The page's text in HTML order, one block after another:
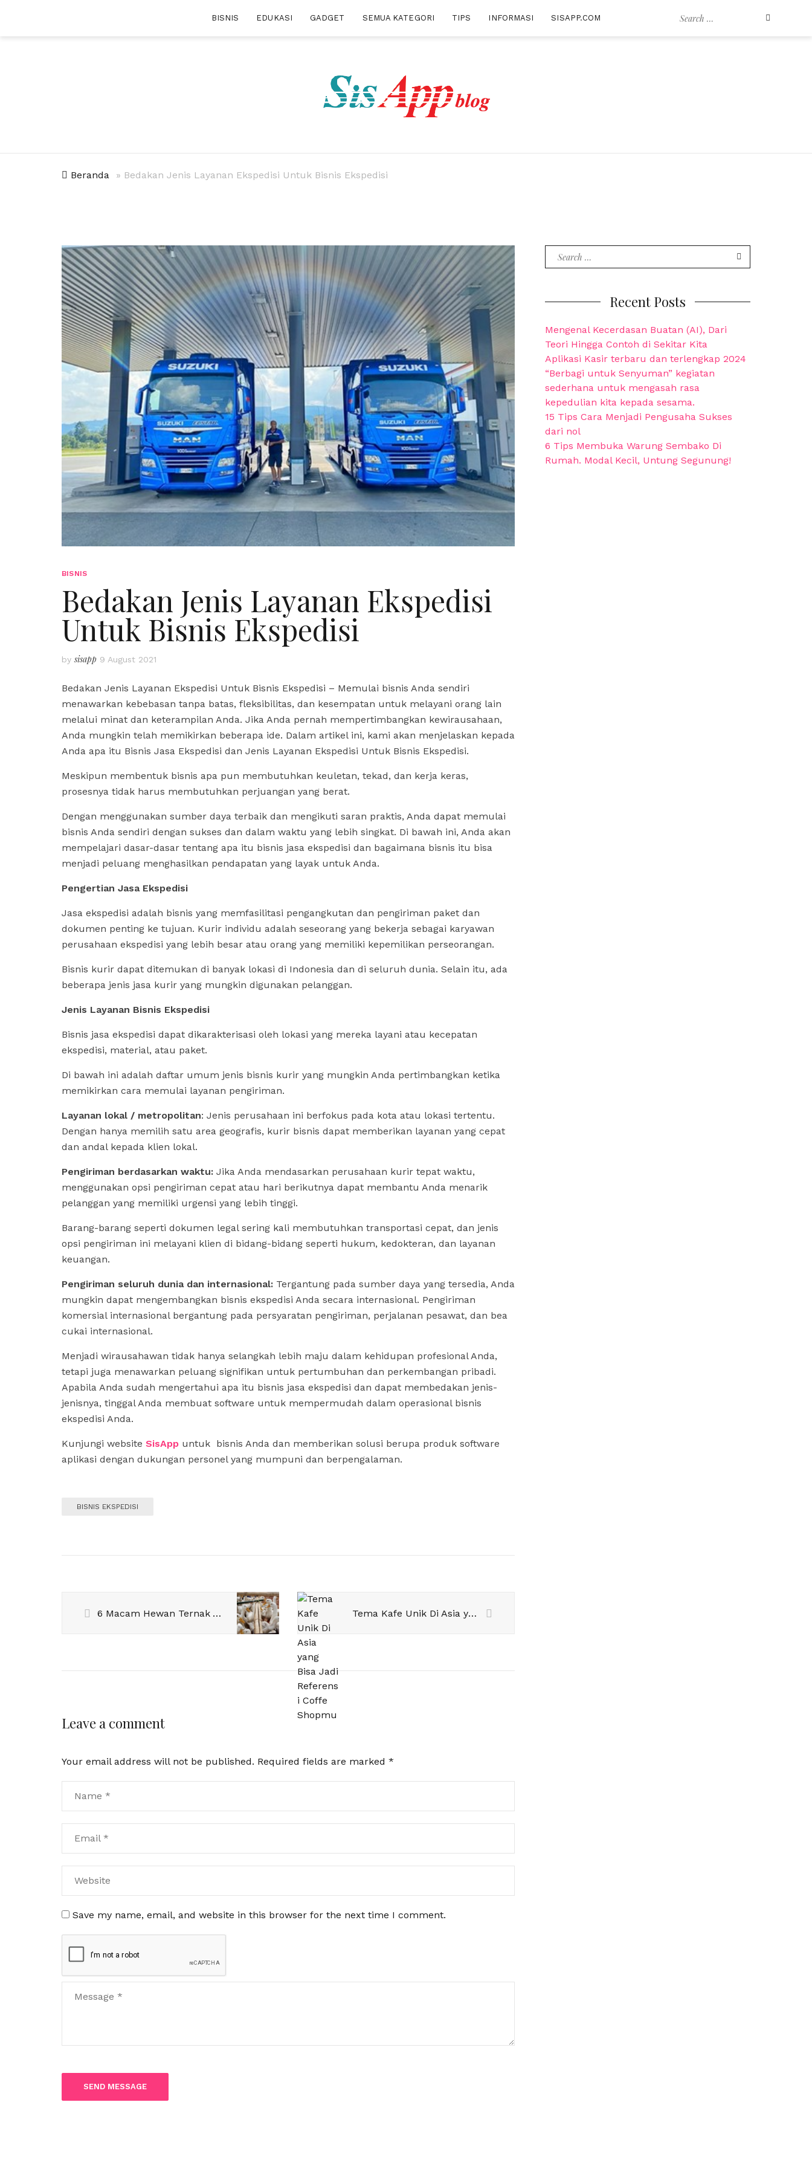
Search
BISNIS EDUKASI GADGET SEMUA KATEGORI TIPS INFORMASI SISAPP.COM
Beranda » Bedakan Jenis Layanan Ekspedisi Untuk Bisnis Ekspedisi
BISNIS
Bedakan Jenis Layanan Ekspedisi
Untuk Bisnis Ekspedisi
bysisapp 9 August 2021
Bedakan Jenis Layanan Ekspedisi Untuk Bisnis Ekspedisi – Memulai bisnis Anda sendiri
menawarkan kebebasan tanpa batas, fleksibilitas, dan kesempatan untuk melayani orang lain
melalui minat dan keterampilan Anda. Jika Anda pernah mempertimbangkan kewirausahaan,
Anda mungkin telah memikirkan beberapa ide. Dalam artikel ini, kami akan menjelaskan kepada
Anda apa itu Bisnis Jasa Ekspedisi dan Jenis Layanan Ekspedisi Untuk Bisnis Ekspedisi.
Meskipun membentuk bisnis apa pun membutuhkan keuletan, tekad, dan kerja keras,
prosesnya tidak harus membutuhkan perjuangan yang berat.
Dengan menggunakan sumber daya terbaik dan mengikuti saran praktis, Anda dapat memulai
bisnis Anda sendiri dengan sukses dan dalam waktu yang lebih singkat. Di bawah ini, Anda akan
mempelajari dasar-dasar tentang apa itu bisnis jasa ekspedisi dan bagaimana bisnis itu bisa
menjadi peluang menghasilkan pendapatan yang layak untuk Anda.
Pengertian Jasa Ekspedisi
Jasa ekspedisi adalah bisnis yang memfasilitasi pengangkutan dan pengiriman paket dan
dokumen penting ke tujuan. Kurir individu adalah seseorang yang bekerja sebagai karyawan
perusahaan ekspedisi yang lebih besar atau orang yang memiliki kepemilikan perseorangan.
Bisnis kurir dapat ditemukan di banyak lokasi di Indonesia dan di seluruh dunia. Selain itu, ada
beberapa jenis jasa kurir yang mungkin digunakan pelanggan.
Jenis Layanan Bisnis Ekspedisi
Bisnis jasa ekspedisi dapat dikarakterisasi oleh lokasi yang mereka layani atau kecepatan
ekspedisi, material, atau paket.
Di bawah ini adalah daftar umum jenis bisnis kurir yang mungkin Anda pertimbangkan ketika
memikirkan cara memulai layanan pengiriman.
Layanan lokal / metropolitan: Jenis perusahaan ini berfokus pada kota atau lokasi tertentu.
Dengan hanya memilih satu area geografis, kurir bisnis dapat memberikan layanan yang cepat
dan andal kepada klien lokal.
Pengiriman berdasarkan waktu: Jika Anda mendasarkan perusahaan kurir tepat waktu,
menggunakan opsi pengiriman cepat atau hari berikutnya dapat membantu Anda menarik
pelanggan yang memiliki urgensi yang lebih tinggi.
Barang-barang seperti dokumen legal sering kali membutuhkan transportasi cepat, dan jenis
opsi pengiriman ini melayani klien di bidang-bidang seperti hukum, kedokteran, dan layanan
keuangan.
Pengiriman seluruh dunia dan internasional: Tergantung pada sumber daya yang tersedia, Anda
mungkin dapat mengembangkan bisnis ekspedisi Anda secara internasional. Pengiriman
komersial internasional bergantung pada persyaratan pengiriman, perjalanan pesawat, dan bea
cukai internasional.
Menjadi wirausahawan tidak hanya selangkah lebih maju dalam kehidupan profesional Anda,
tetapi juga menawarkan peluang signifikan untuk pertumbuhan dan perkembangan pribadi.
Apabila Anda sudah mengertahui apa itu bisnis jasa ekspedisi dan dapat membedakan jenis-
jenisnya, tinggal Anda membuat software untuk mempermudah dalam operasional bisnis
ekspedisi Anda.
Kunjungi website SisApp untuk bisnis Anda dan memberikan solusi berupa produk software
aplikasi dengan dukungan personel yang mumpuni dan berpengalaman.
BISNIS EKSPEDISI
6 Macam Hewan Ternak Yang Menguntungkan Bisnis Peternakan Tema Kafe Unik Di Asia yang Bisa Jadi Referensi Coffe Shopmu
Leave a comment
Your email address will not be published. Required fields are marked *
Save my name, email, and website in this browser for the next time I comment.
Search
for:
Recent Posts
Mengenal Kecerdasan Buatan (AI), Dari
Teori Hingga Contoh di Sekitar Kita
Aplikasi Kasir terbaru dan terlengkap 2024
“Berbagi untuk Senyuman” kegiatan
sederhana untuk mengasah rasa
kepedulian kita kepada sesama.
15 Tips Cara Menjadi Pengusaha Sukses
dari nol
6 Tips Membuka Warung Sembako Di
Rumah. Modal Kecil, Untung Segunung!